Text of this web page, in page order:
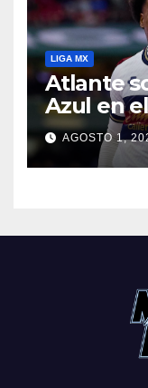
LIGA MX
Atlante
Azul en
AGOSTO 1,